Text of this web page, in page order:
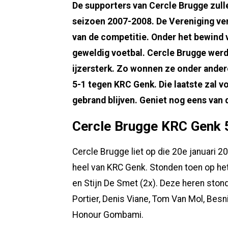
De supporters van Cercle Brugge
seizoen 2007-2008. De Vereniging
van de competitie. Onder het bewind
geweldig voetbal. Cercle Brugge
ijzersterk. Zo wonnen ze onder
5-1 tegen KRC Genk. Die laatste zal
gebrand blijven. Geniet nog eens
Cercle Brugge KRC Genk
Cercle Brugge liet op die 20e januari
heel van KRC Genk. Stonden toen op
en Stijn De Smet (2x). Deze heren
Portier, Denis Viane, Tom Van Mol,
Honour Gombami.